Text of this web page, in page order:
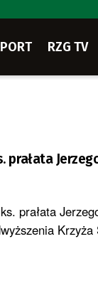
RZG TV
prałata
prałata